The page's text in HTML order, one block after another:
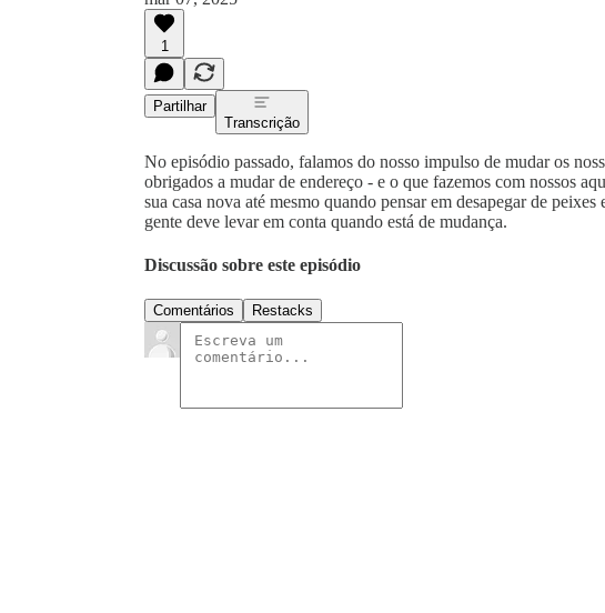
1
Partilhar
Transcrição
No episódio passado, falamos do nosso impulso de mudar os
obrigados a mudar de endereço - e o que fazemos com nossos
sua casa nova até mesmo quando pensar em desapegar de
gente deve levar em conta quando está de mudança.
Discussão sobre este episódio
Comentários Restacks